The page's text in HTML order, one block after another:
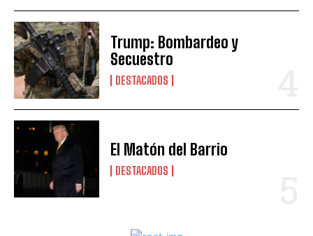
Trump: Bombardeo y
Secuestro
DESTACADOS
El Matón del Barrio
DESTACADOS